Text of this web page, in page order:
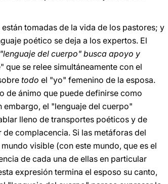
tomadas de la vida de los pastores; y
poético se deja a los expertos. El
del cuerpo" busca apoyo y
que se relee simultáneamente con el
todo el "yo" femenino de la esposa.
de ánimo que puede definirse como
embargo, el "lenguaje del cuerpo"
lleno de transportes poéticos y de
complacencia. Si las metáforas del
visible (con este mundo, que es el
de cada una de ellas en particular
expresión termina el esposo su canto,